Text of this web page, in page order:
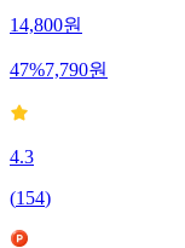
14,800원
47%7,790원
4.3
(154)